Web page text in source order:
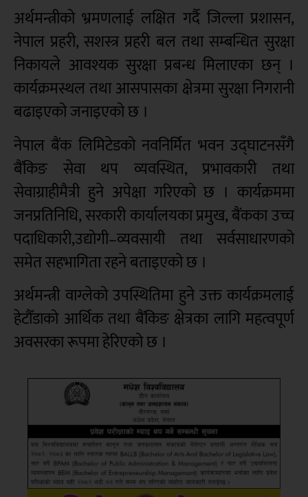
अर्थमन्त्रीको भ्रमणलाई लक्षित गर्दै जिल्ला प्रशासन,
नेपाल प्रहरी, सशस्त्र प्रहरी बल तथा सम्बन्धित सुरक्षा
निकायले आवश्यक सुरक्षा प्रबन्ध मिलाएका छन् ।
कार्यक्रमस्थल तथा आसपासका क्षेत्रमा सुरक्षा निगरानी
बढाइएको जनाइएको छ ।
नेपाल बैंक लिमिटेडको नवनिर्मित भवन उद्घाटनसँगै
बैंकिङ सेवा थप व्यवस्थित, प्रभावकारी तथा
सेवाग्राहीमैत्री हुने अपेक्षा गरिएको छ । कार्यक्रममा
जनप्रतिनिधि, सरकारी कार्यालयका प्रमुख, बैंकका उच्च
पदाधिकारी,उद्योगी–व्यवसायी तथा सर्वसाधारणको
समेत सहभागिता रहने बताइएको छ ।
अर्थमन्त्री वाग्लेको उपस्थितिमा हुने उक्त कार्यक्रमलाई
हेटौँडाको आर्थिक तथा बैंकिङ क्षेत्रका लागि महत्वपूर्ण
अवसरका रूपमा हेरिएको छ ।